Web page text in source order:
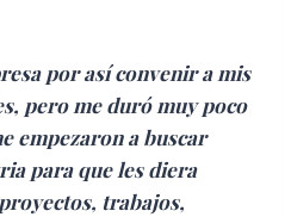
por así convenir a mis
pero me duró muy poco
empezaron a buscar
para que les diera
trabajos,